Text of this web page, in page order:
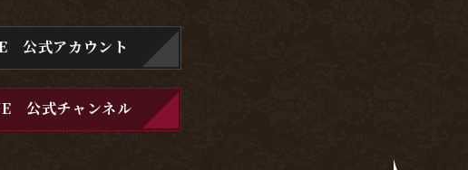
公式アカウント
公式チャンネル